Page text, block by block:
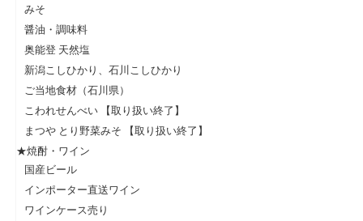
みそ
醤油・調味料
奥能登 天然塩
新潟こしひかり、石川こしひかり
ご当地食材（石川県）
こわれせんべい 【取り扱い終了】
まつや とり野菜みそ 【取り扱い終了】
★焼酎・ワイン
国産ビール
インポーター直送ワイン
ワインケース売り